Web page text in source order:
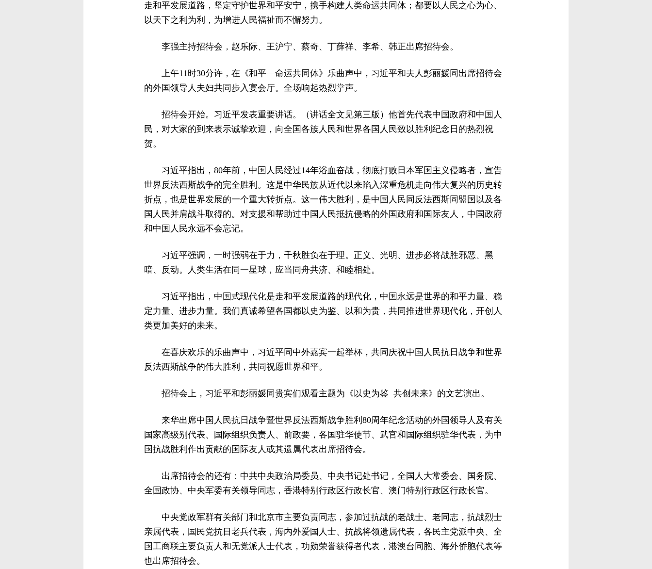
走和平发展道路，坚定守护世界和平安宁，携手构建人类命运共同体；都要以人民之心为心、
以天下之利为利，为增进人民福祉而不懈努力。
李强主持招待会，赵乐际、王沪宁、蔡奇、丁薛祥、李希、韩正出席招待会。
上午11时30分许，在《和平—命运共同体》乐曲声中，习近平和夫人彭丽媛同出席招待会
的外国领导人夫妇共同步入宴会厅。全场响起热烈掌声。
招待会开始。习近平发表重要讲话。（讲话全文见第三版）他首先代表中国政府和中国人
民，对大家的到来表示诚挚欢迎，向全国各族人民和世界各国人民致以胜利纪念日的热烈祝
贺。
习近平指出，80年前，中国人民经过14年浴血奋战，彻底打败日本军国主义侵略者，宣告
世界反法西斯战争的完全胜利。这是中华民族从近代以来陷入深重危机走向伟大复兴的历史转
折点，也是世界发展的一个重大转折点。这一伟大胜利，是中国人民同反法西斯同盟国以及各
国人民并肩战斗取得的。对支援和帮助过中国人民抵抗侵略的外国政府和国际友人，中国政府
和中国人民永远不会忘记。
习近平强调，一时强弱在于力，千秋胜负在于理。正义、光明、进步必将战胜邪恶、黑
暗、反动。人类生活在同一星球，应当同舟共济、和睦相处。
习近平指出，中国式现代化是走和平发展道路的现代化，中国永远是世界的和平力量、稳
定力量、进步力量。我们真诚希望各国都以史为鉴、以和为贵，共同推进世界现代化，开创人
类更加美好的未来。
在喜庆欢乐的乐曲声中，习近平同中外嘉宾一起举杯，共同庆祝中国人民抗日战争和世界
反法西斯战争的伟大胜利，共同祝愿世界和平。
招待会上，习近平和彭丽媛同贵宾们观看主题为《以史为鉴 共创未来》的文艺演出。
来华出席中国人民抗日战争暨世界反法西斯战争胜利80周年纪念活动的外国领导人及有关
国家高级别代表、国际组织负责人、前政要，各国驻华使节、武官和国际组织驻华代表，为中
国抗战胜利作出贡献的国际友人或其遗属代表出席招待会。
出席招待会的还有：中共中央政治局委员、中央书记处书记，全国人大常委会、国务院、
全国政协、中央军委有关领导同志，香港特别行政区行政长官、澳门特别行政区行政长官。
中央党政军群有关部门和北京市主要负责同志，参加过抗战的老战士、老同志，抗战烈士
亲属代表，国民党抗日老兵代表，海内外爱国人士、抗战将领遗属代表，各民主党派中央、全
国工商联主要负责人和无党派人士代表，功勋荣誉获得者代表，港澳台同胞、海外侨胞代表等
也出席招待会。